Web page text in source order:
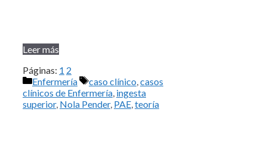
Leer más
Páginas: 1 2
Categorías
Enfermería Etiquetas
caso clínico,casos
clínicos de Enfermería, ingesta
superior, Nola Pender, PAE,teoría